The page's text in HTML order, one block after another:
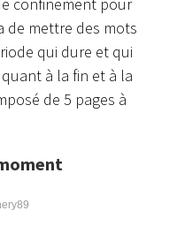
confinement pour
de mettre des mots
qui dure et qui
à la fin et à la
de 5 pages à